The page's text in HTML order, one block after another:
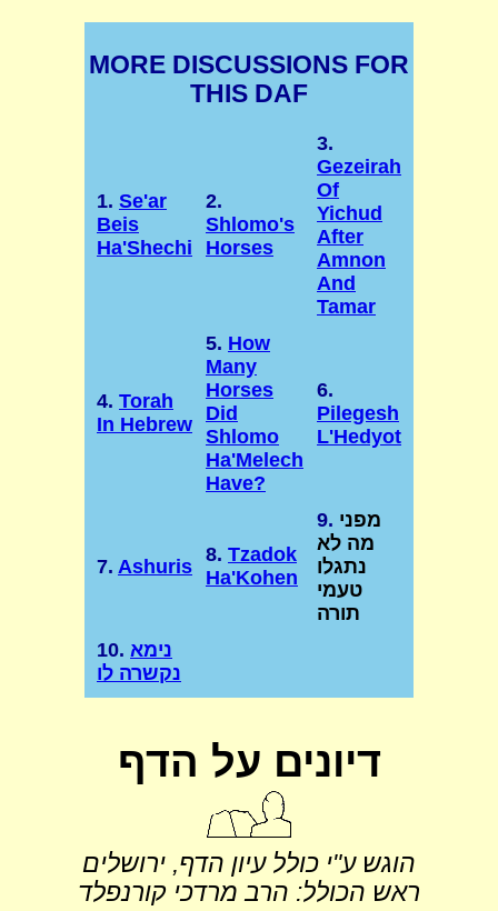
MORE DISCUSSIONS FOR
THIS DAF
1. Se'ar
Beis
Ha'Shechi
2.
Shlomo's
Horses
3.
Gezeirah
Of
Yichud
After
Amnon
And
Tamar
4. Torah
In Hebrew
5. How
Many
Horses
Did
Shlomo
Ha'Melech
Have?
6.
Pilegesh
L'Hedyot
7. Ashuris
8. Tzadok
Ha'Kohen
9. מפני
מה לא
נתגלו
טעמי
תורה
10. נימא
נקשרה לו
דיונים על הדף
הוגש ע"י כולל עיון הדף, ירושלים
ראש הכולל: הרב מרדכי קורנפלד